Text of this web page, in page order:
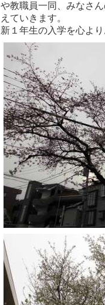
や教職員一同、みなさ
えていきます。
新１年生の入学を心よ